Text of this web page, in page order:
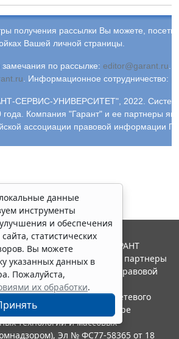
получения рассылки Вы можете,
Вашей личной страницы.
по рассылке: editor@garant.ru.
. Информационное сотрудничество:
СЕРВИС-УНИВЕРСИТЕТ", 2022.
года. Компания "Гарант" и ее партнеры
ассоциации правовой информации
данные
инструменты
и обеспечения
статистических
Вы можете
указанных данных в
Пожалуйста,
их обработки.
2026. Система ГАРАНТ
Компания "Гарант" и ее партнеры
Российской ассоциации правовой
в качестве сетевого
службой по надзору в сфере
технологий и массовых
Эл № ФС77-58365 от 18